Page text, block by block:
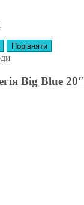
Порівняти
Big Blue 20″